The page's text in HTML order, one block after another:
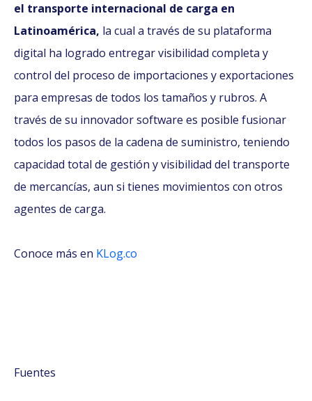
el transporte internacional de carga en
Latinoamérica, la cual a través de su plataforma
digital ha logrado entregar visibilidad completa y
control del proceso de importaciones y exportaciones
para empresas de todos los tamaños y rubros. A
través de su innovador software es posible fusionar
todos los pasos de la cadena de suministro, teniendo
capacidad total de gestión y visibilidad del transporte
de mercancías, aun si tienes movimientos con otros
agentes de carga.
Conoce más en KLog.co
Fuentes